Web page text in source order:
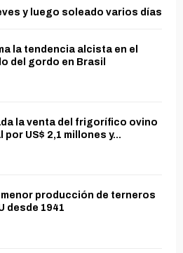
y luego soleado varios días
la tendencia alcista en el
del gordo en Brasil
la venta del frigorífico ovino
por US$ 2,1 millones y...
producción de terneros
desde 1941